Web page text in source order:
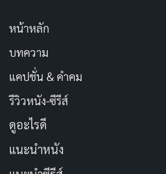
หน้าหลัก
บทความ
แคปชั่น & คำคม
รีวิวหนัง-ซีรีส์
ดูอะไรดี
แนะนำหนัง